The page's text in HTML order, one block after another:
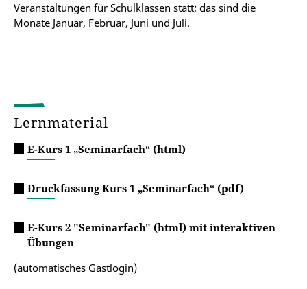
Veranstaltungen für Schulklassen statt; das sind die
Monate Januar, Februar, Juni und Juli.
Lernmaterial
E-Kurs 1 „Seminarfach“ (html)
Druckfassung Kurs 1 „Seminarfach“ (pdf)
E-Kurs 2 "Seminarfach" (html) mit interaktiven
Übungen
(automatisches Gastlogin)